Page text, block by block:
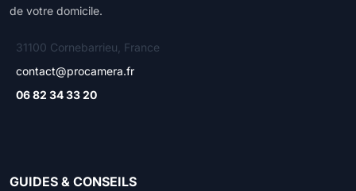
de votre domicile.
31100 Cornebarrieu, France
contact@procamera.fr
06 82 34 33 20
GUIDES & CONSEILS